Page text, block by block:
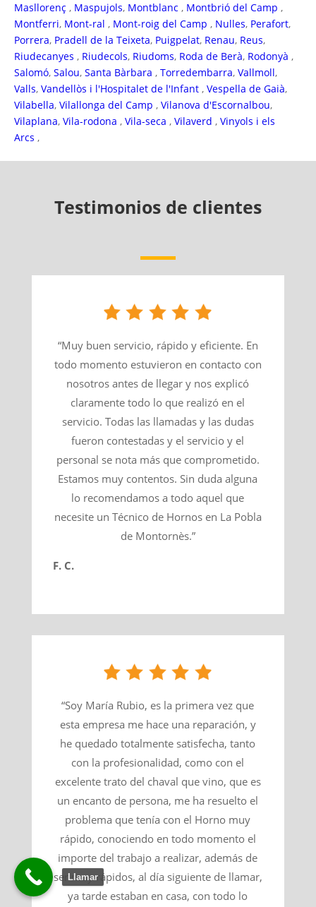
Masllorenç , Maspujols, Montblanc , Montbrió del Camp ,
Montferri, Mont-ral , Mont-roig del Camp , Nulles, Perafort,
Porrera, Pradell de la Teixeta, Puigpelat, Renau, Reus,
Riudecanyes , Riudecols, Riudoms, Roda de Berà, Rodonyà ,
Salomó, Salou, Santa Bàrbara , Torredembarra, Vallmoll,
Valls, Vandellòs i l'Hospitalet de l'Infant , Vespella de Gaià,
Vilabella, Vilallonga del Camp , Vilanova d'Escornalbou,
Vilaplana, Vila-rodona , Vila-seca , Vilaverd , Vinyols i els
Arcs ,
Testimonios de clientes
“Muy buen servicio, rápido y eficiente. En
todo momento estuvieron en contacto con
nosotros antes de llegar y nos explicó
claramente todo lo que realizó en el
servicio. Todas las llamadas y las dudas
fueron contestadas y el servicio y el
personal se nota más que comprometido.
Estamos muy contentos. Sin duda alguna
lo recomendamos a todo aquel que
necesite un Técnico de Hornos en La Pobla
de Montornès.”
F. C.
“Soy María Rubio, es la primera vez que
esta empresa me hace una reparación, y
he quedado totalmente satisfecha, tanto
con la profesionalidad, como con el
excelente trato del chaval que vino, que es
un encanto de persona, me ha resuelto el
problema que tenía con el Horno muy
rápido, conociendo en todo momento el
importe del trabajo a realizar, además de
ser muy rápidos, al día siguiente de llamar,
ya tarde estaban en casa, con todo lo
Llamar